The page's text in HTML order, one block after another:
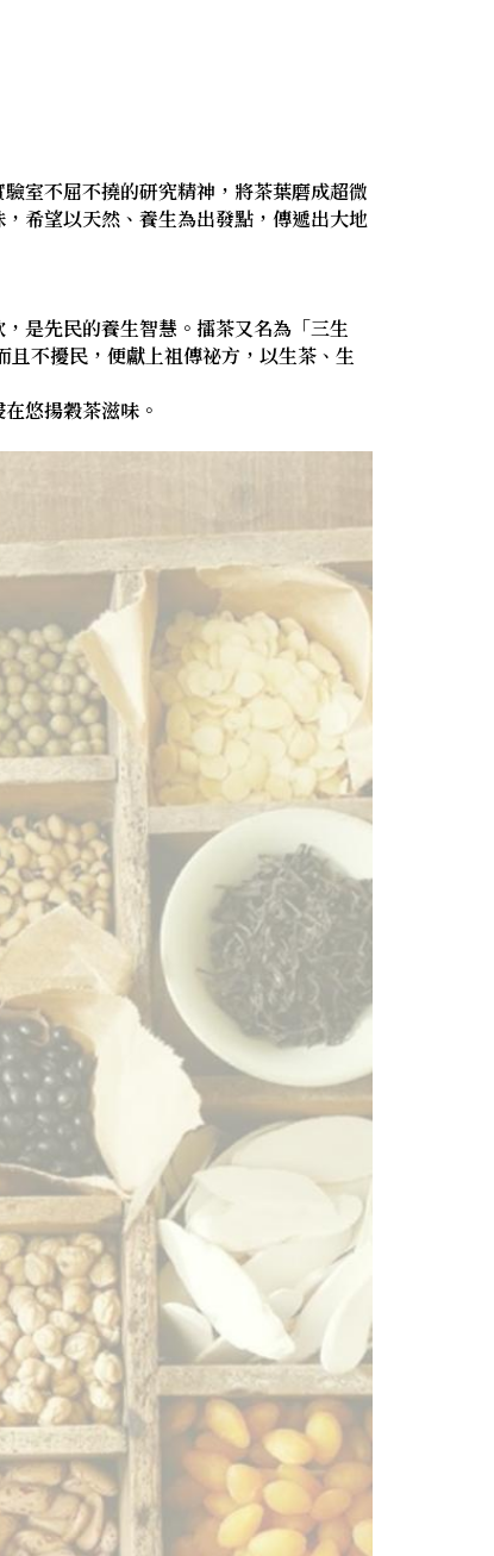
室不屈不撓的研究精神，將茶葉磨成超微
希望以天然、養生為出發點，傳遞出大地
是先民的養生智慧。擂茶又名為「三生
不擾民，便獻上祖傳祕方，以生茶、生
悠揚穀茶滋味。